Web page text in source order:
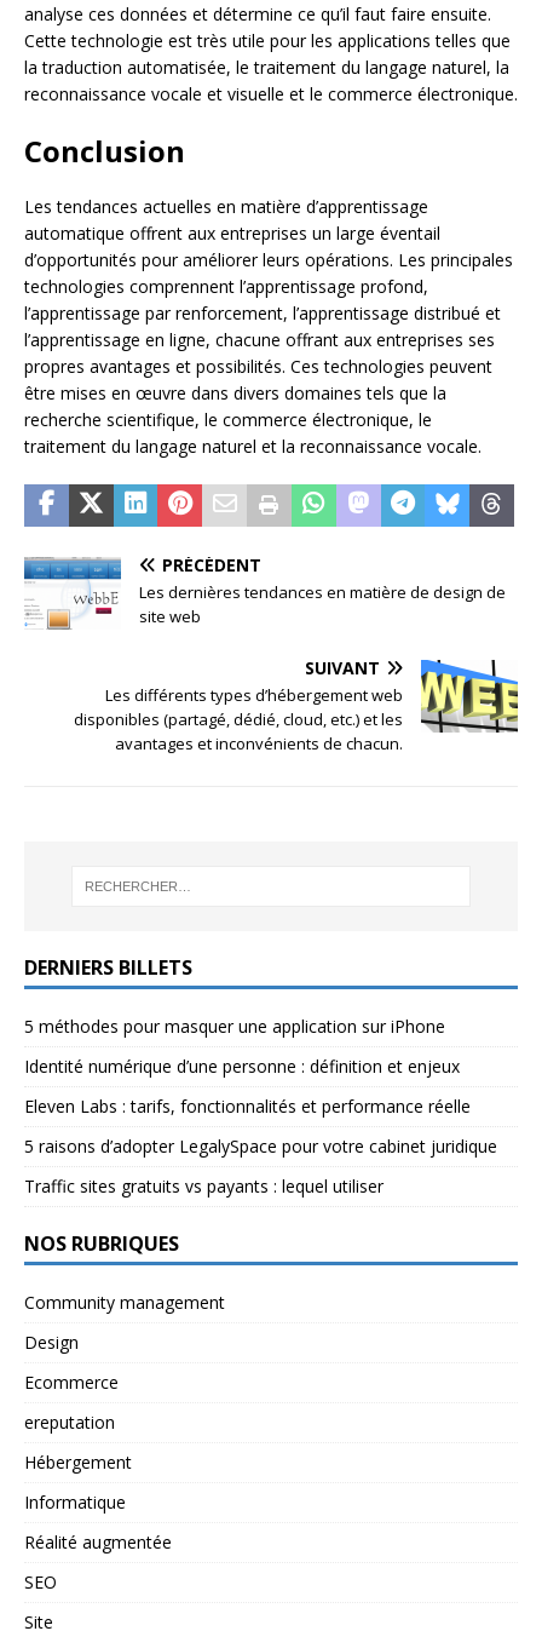
analyse ces données et détermine ce qu’il faut faire ensuite.
Cette technologie est très utile pour les applications telles que
la traduction automatisée, le traitement du langage naturel, la
reconnaissance vocale et visuelle et le commerce électronique.
Conclusion
Les tendances actuelles en matière d’apprentissage
automatique offrent aux entreprises un large éventail
d’opportunités pour améliorer leurs opérations. Les principales
technologies comprennent l’apprentissage profond,
l’apprentissage par renforcement, l’apprentissage distribué et
l’apprentissage en ligne, chacune offrant aux entreprises ses
propres avantages et possibilités. Ces technologies peuvent
être mises en œuvre dans divers domaines tels que la
recherche scientifique, le commerce électronique, le
traitement du langage naturel et la reconnaissance vocale.
PRÉCÉDENT
Les dernières tendances en matière de design de
site web
SUIVANT
Les différents types d’hébergement web
disponibles (partagé, dédié, cloud, etc.) et les
avantages et inconvénients de chacun.
DERNIERS BILLETS
5 méthodes pour masquer une application sur iPhone
Identité numérique d’une personne : définition et enjeux
Eleven Labs : tarifs, fonctionnalités et performance réelle
5 raisons d’adopter LegalySpace pour votre cabinet juridique
Traffic sites gratuits vs payants : lequel utiliser
NOS RUBRIQUES
Community management
Design
Ecommerce
ereputation
Hébergement
Informatique
Réalité augmentée
SEO
Site